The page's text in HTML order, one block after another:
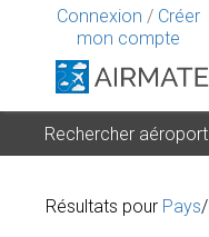
Connexion / Créer
mon compte
Rechercher aéroport
Résultats pour Pays/